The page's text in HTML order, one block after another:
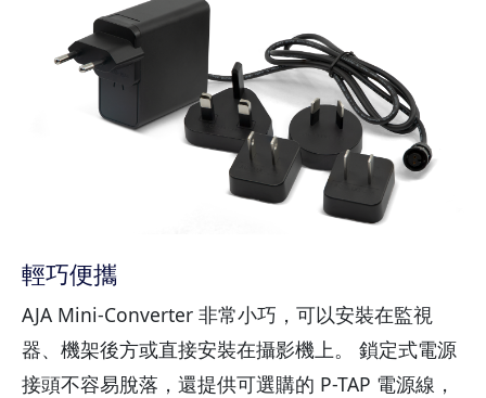
輕巧便攜
AJA Mini-Converter 非常小巧，可以安裝在監視
器、機架後方或直接安裝在攝影機上。 鎖定式電源
接頭不容易脫落，還提供可選購的 P-TAP 電源線，